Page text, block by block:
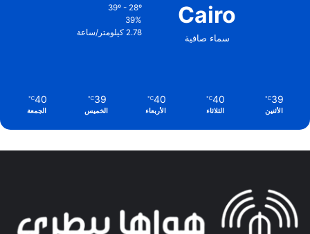
Cairo
سماء صافية
39%
2.78 كيلومتر/ساعة
39
℃
الأثنين
40
℃
الثلاثاء
40
℃
الأربعاء
39
℃
الخميس
40
℃
الجمعة